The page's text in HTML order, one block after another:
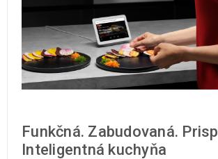
Funkčná. Zabudovaná.
Inteligentná kuchyňa